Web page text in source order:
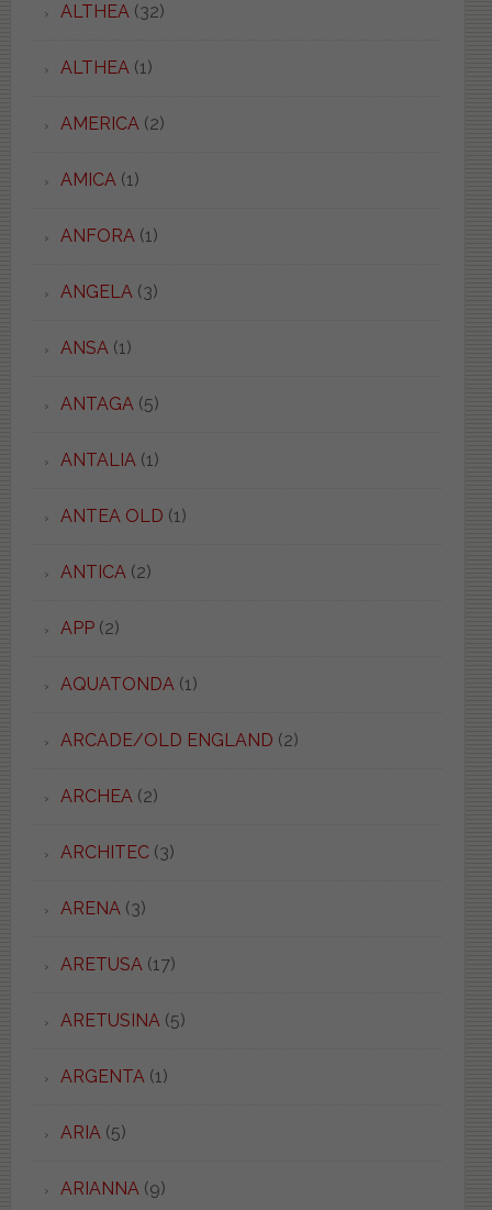
ALTHEA(32)
ALTHEA(1)
AMERICA(2)
AMICA(1)
ANFORA(1)
ANGELA(3)
ANSA(1)
ANTAGA(5)
ANTALIA(1)
ANTEA OLD (1)
ANTICA(2)
APP(2)
AQUATONDA(1)
ARCADE/OLD ENGLAND (2)
ARCHEA(2)
ARCHITEC(3)
ARENA(3)
ARETUSA(17)
ARETUSINA(5)
ARGENTA(1)
ARIA(5)
ARIANNA(9)